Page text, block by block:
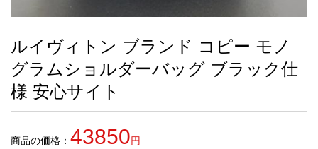
お
す
す
め
商
ルイヴィトン ブランド コピー モノ
グラムショルダーバッグ ブラック仕
様 安心サイト
商品の価格： 43850円